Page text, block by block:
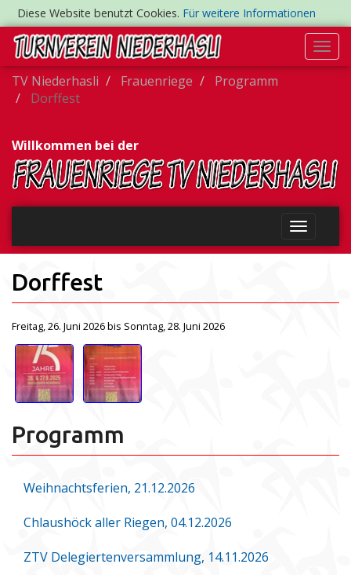
Diese Website benutzt Cookies. Für weitere Informationen
TV Niederhasli
Frauenriege
Programm
Dorffest
Willkommen bei der
Dorffest
Freitag, 26. Juni 2026 bis Sonntag, 28. Juni 2026
Programm
Weihnachtsferien, 21.12.2026
Chlaushöck aller Riegen, 04.12.2026
ZTV Delegiertenversammlung, 14.11.2026